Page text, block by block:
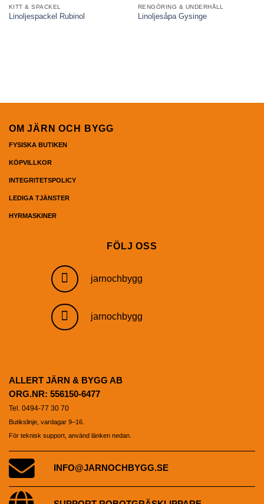
KITT & SPACKEL
Linoljespackel Rubinol
RENGÖRING & UNDERHÅLL
Linoljesåpa Gysinge
OM JÄRN OCH BYGG
FYSISKA BUTIKEN
KÖPVILLKOR
INTEGRITETSPOLICY
LEDIGA TJÄNSTER
HYRMASKINER
FÖLJ OSS
jarnochbygg
jarnochbygg
ALLERT JÄRN & BYGG AB
ORG.NR: 556150-6477
Tel. 0494-77 30 70
Butikslinje, vardagar 9–16.
För teknisk support, använd länken nedan.
INFO@JARNOCHBYGG.SE